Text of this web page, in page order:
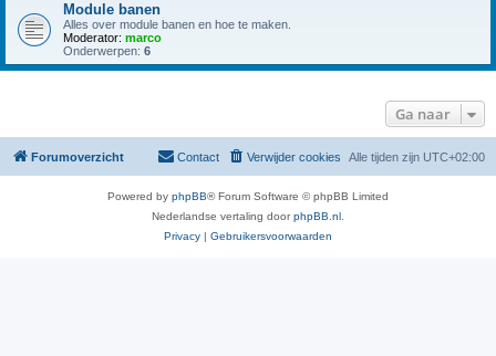
Module banen
Alles over module banen en hoe te maken.
Moderator: marco
Onderwerpen: 6
Ga naar
Forumoverzicht Alle tijden zijn UTC+02:00
Verwijder cookies
Contact
Powered by phpBB® Forum Software © phpBB Limited
Nederlandse vertaling doorphpBB.nl
Privacy | Gebruikersvoorwaarden